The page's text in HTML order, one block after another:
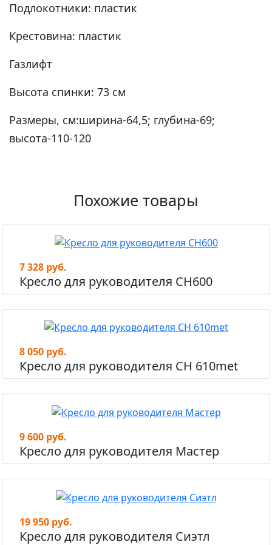
Подлокотники: пластик
Крестовина: пластик
Газлифт
Высота спинки: 73 см
Размеры, см:ширина-64,5; глубина-69;
высота-110-120
Похожие товары
7 328 руб.
Кресло для руководителя СН600
8 050 руб.
Кресло для руководителя СН 610met
9 600 руб.
Кресло для руководителя Мастер
19 950 руб.
Кресло для руководителя Сиэтл